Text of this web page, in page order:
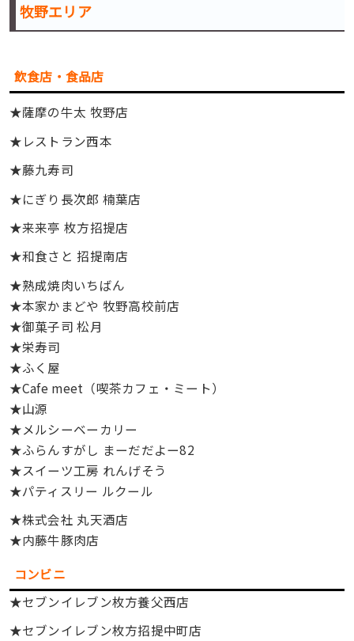
牧野エリア
飲食店・食品店
★薩摩の牛太 牧野店
★レストラン西本
★藤九寿司
★にぎり長次郎 楠葉店
★来来亭 枚方招提店
★和食さと 招提南店
★熟成焼肉いちばん
★本家かまどや 牧野高校前店
★御菓子司 松月
★栄寿司
★ふく屋
★Cafe meet（喫茶カフェ・ミート）
★山源
★メルシーベーカリー
★ふらんすがし まーだだよー82
★スイーツ工房 れんげそう
★パティスリー ルクール
★株式会社 丸天酒店
★内藤牛豚肉店
コンビニ
★セブンイレブン枚方養父西店
★セブンイレブン枚方招提中町店